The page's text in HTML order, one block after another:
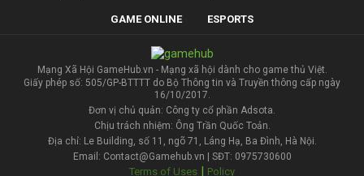
GAME ONLINE ESPORTS
Mạng Xã Hội GameHub.vn - Mạng xã hội dành cho game thủ Việt.
Giấy phép số: 505/GP-BTTTT do Bộ Thông tin và Truyền thông cấp ngày
16/10/2017.
Đơn vị chủ quản: Công ty cổ phần Adsota.
Chịu trách nhiệm: Ông Trần Quốc Toản.
Địa chỉ: Le Building, số 11, ngõ 71, Láng Hạ, Ba Đình, Hà Nội.
Email: Contact@Gamehub.vn | SĐT: 0975730600
Terms of Uses | Policy